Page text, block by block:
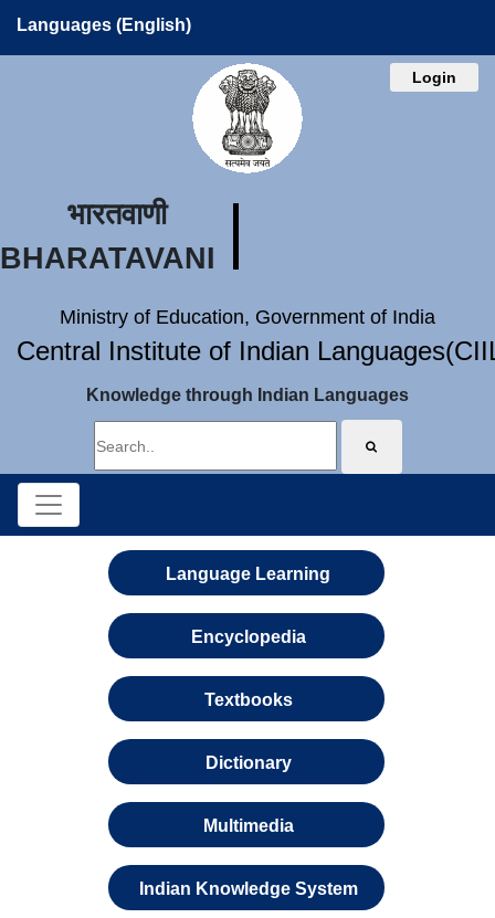
Languages (English)
Login
भारतवाणी
BHARATAVANI
Ministry of Education, Government of India
Central Institute of Indian
Knowledge through Indian Languages
Language Learning
Encyclopedia
Textbooks
Dictionary
Multimedia
Indian Knowledge System